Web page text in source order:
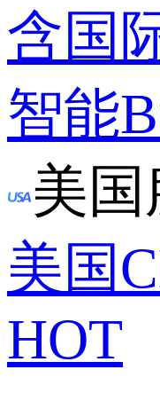
含国
智能
美国
美国
HOT